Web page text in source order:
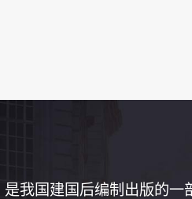
我国建国后编制出版的